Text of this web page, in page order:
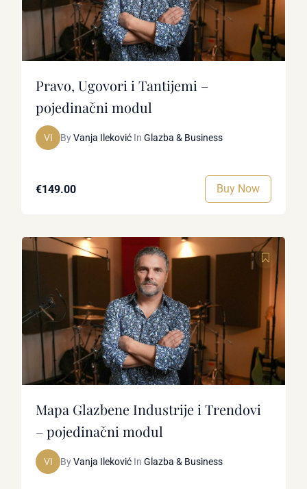
Pravo, Ugovori i Tantijemi –
pojedinačni modul
VI ByVanja Ileković InGlazba & Business
€149.00 Buy Now
Mapa Glazbene Industrije i Trendovi
– pojedinačni modul
VI ByVanja Ileković InGlazba & Business